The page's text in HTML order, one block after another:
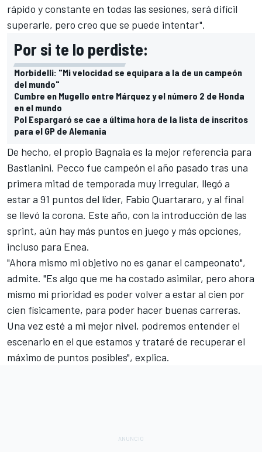
rápido y constante en todas las sesiones, será difícil
superarle, pero creo que se puede intentar".
Por si te lo perdiste:
Morbidelli: "Mi velocidad se equipara a la de un campeón
del mundo"
Cumbre en Mugello entre Márquez y el número 2 de Honda
en el mundo
Pol Espargaró se cae a última hora de la lista de inscritos
para el GP de Alemania
De hecho, el propio Bagnaia es la mejor referencia para
Bastianini. Pecco fue campeón el año pasado tras una
primera mitad de temporada muy irregular, llegó a
estar a 91 puntos del líder, Fabio Quartararo, y al final
se llevó la corona. Este año, con la introducción de las
sprint, aún hay más puntos en juego y más opciones,
incluso para Enea.
"Ahora mismo mi objetivo no es ganar el campeonato",
admite. "Es algo que me ha costado asimilar, pero ahora
mismo mi prioridad es poder volver a estar al cien por
cien físicamente, para poder hacer buenas carreras.
Una vez esté a mi mejor nivel, podremos entender el
escenario en el que estamos y trataré de recuperar el
máximo de puntos posibles", explica.